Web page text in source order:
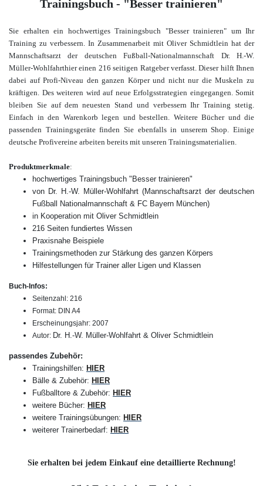
Trainingsbuch - "Besser trainieren"
Sie erhalten ein hochwertiges Trainingsbuch "Besser trainieren" um Ihr
Training zu verbessern. In Zusammenarbeit mit Oliver Schmidtlein hat der
Mannschaftsarzt der deutschen Fußball-Nationalmannschaft Dr. H.-W.
Müller-Wohlfahrthier einen 216 seitigen Ratgeber verfasst. Dieser hilft Ihnen
dabei auf Profi-Niveau den ganzen Körper und nicht nur die Muskeln zu
kräftigen. Des weiteren wird auf neue Erfolgsstrategien eingegangen. Somit
bleiben Sie auf dem neuesten Stand und verbessern Ihr Training stetig.
Einfach in den Warenkorb legen und bestellen. Weitere Bücher und die
passenden Trainingsgeräte finden Sie ebenfalls in unserem Shop. Einige
deutsche Profivereine arbeiten bereits mit unseren Trainingsmaterialien.
Produktmerkmale:
hochwertiges Trainingsbuch "Besser trainieren"
von Dr. H.-W. Müller-Wohlfahrt (Mannschaftsarzt der deutschen
Fußball Nationalmannschaft & FC Bayern München)
in Kooperation mit Oliver Schmidtlein
216 Seiten fundiertes Wissen
Praxisnahe Beispiele
Trainingsmethoden zur Stärkung des ganzen Körpers
Hilfestellungen für Trainer aller Ligen und Klassen
Buch-Infos:
Seitenzahl: 216
Format: DIN A4
Erscheinungsjahr: 2007
Autor: Dr. H.-W. Müller-Wohlfahrt & Oliver Schmidtlein
passendes Zubehör:
Trainingshilfen: HIER
Bälle & Zubehör: HIER
Fußballtore & Zubehör: HIER
weitere Bücher: HIER
weitere Trainingsübungen: HIER
weiterer Trainerbedarf: HIER
Sie erhalten bei jedem Einkauf eine detaillierte Rechnung!